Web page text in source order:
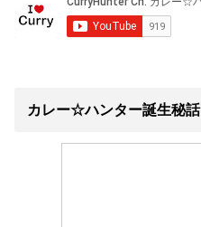
カレー☆ハンター誕生秘話